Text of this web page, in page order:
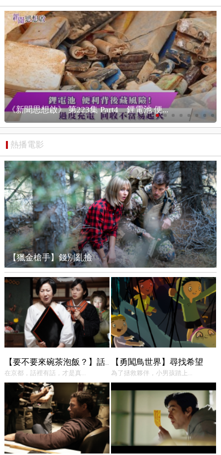
《新聞思想啟》 第223集 消費陷阱 電池危
熱播電影
【獵金槍手】錢別亂撿
【要不要來碗茶泡飯？】話中有話
在京都，話裡有話，才是真...
【勇闖鳥世界】尋找希望
為了拯救夥伴，小男孩踏上...